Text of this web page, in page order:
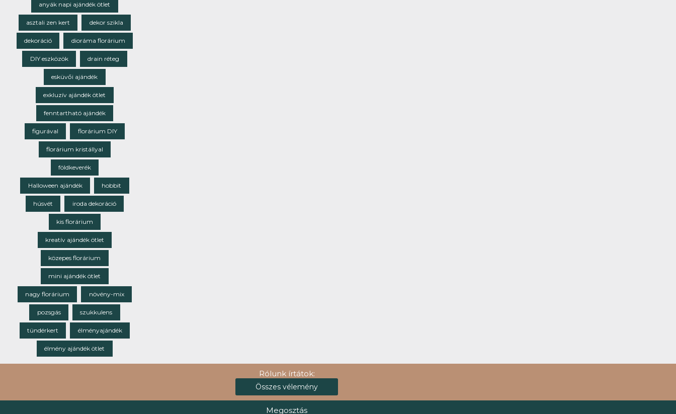
anyák napi ajándék ötlet
asztali zen kert dekor szikla
dekoráció dioráma florárium
DIY eszközök drain réteg
esküvői ajándék
exkluzív ajándék ötlet
fenntartható ajándék
figurával florárium DIY
florárium kristállyal
földkeverék
Halloween ajándék hobbit
húsvét iroda dekoráció
kis florárium
kreatív ajándék ötlet
közepes florárium
mini ajándék ötlet
nagy florárium növény-mix
pozsgás szukkulens
tündérkert élményajándék
élmény ajándék ötlet
Rólunk írtátok:
Összes vélemény
Megosztás